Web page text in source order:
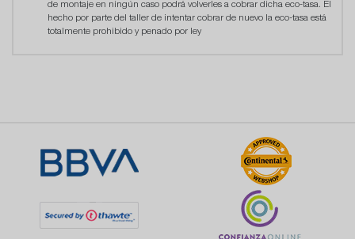
de montaje en ningún caso podrá volverles a cobrar dicha eco-tasa. El
hecho por parte del taller de intentar cobrar de nuevo la eco-tasa está
totalmente prohibido y penado por ley